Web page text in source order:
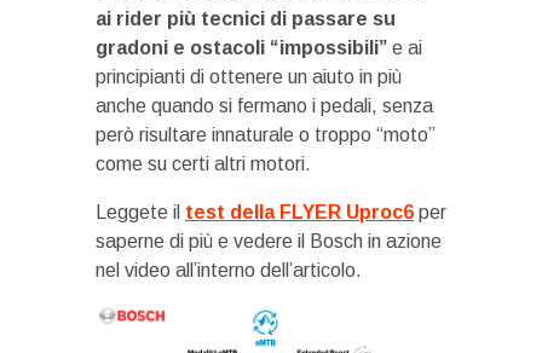
ai rider più tecnici di passare su
gradoni e ostacoli “impossibili” e ai
principianti di ottenere un aiuto in più
anche quando si fermano i pedali, senza
però risultare innaturale o troppo “moto”
come su certi altri motori.
Leggete il test della FLYER Uproc6 per
saperne di più e vedere il Bosch in azione
nel video all’interno dell’articolo.